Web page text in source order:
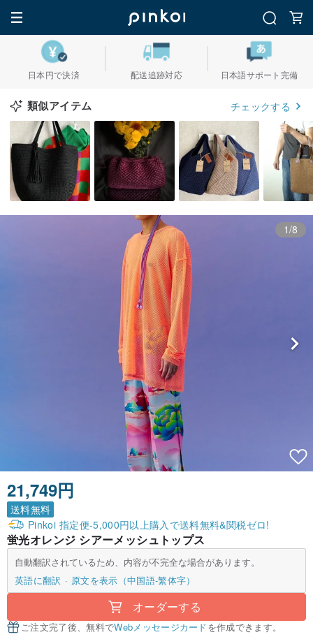
日本円で決済 配送追跡対応 日本語サポート完備
類似アイテム チェックする
1/8
21,749円
送料無料
Pinkoi 指定便-5,000円以上購入で送料無料&関税ゼロ!
蛍光オレンジ シアーメッシュトップス
自動翻訳されているため、内容が不完全な場合があります。
英語に翻訳
原文を表示（中国語-繁体字）
オーダーする
ご注文完了後、無料でWebメッセージカードを作成できます。